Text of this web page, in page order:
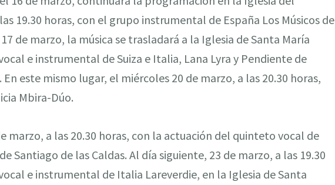
19.30 horas, con el grupo instrumental de España Los Músicos de
de marzo, la música se trasladará a la Iglesia de Santa María
e instrumental de Suiza e Italia, Lana Lyra y Pendiente de
este mismo lugar, el miércoles 20 de marzo, a las 20.30 horas,
Mbira-Dúo.
marzo, a las 20.30 horas, con la actuación del quinteto vocal de
Santiago de las Caldas. Al día siguiente, 23 de marzo, a las 19.30
e instrumental de Italia Lareverdie, en la Iglesia de Santa